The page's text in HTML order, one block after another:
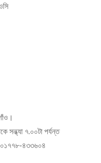
সন্ধ্যা ৭.০০টা পর্যন্ত
৪৩৩৬০৪